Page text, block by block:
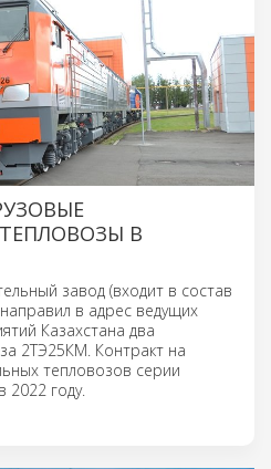
В
завод (входит в состав
в адрес ведущих
Казахстана два
2ТЭ25КМ. Контракт на
тепловозов серии
2022 году.